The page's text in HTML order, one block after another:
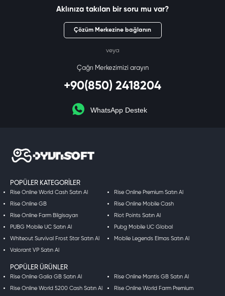
Aklınıza takılan bir soru mu var?
Çözüm Merkezine bağlanın
veya
Çağrı Merkezimizi arayın
+90(850) 2418204
WhatsApp Destek
POPÜLER KATEGORILER
Rise Online World Cash Satın Al Rise Online Premium Satın Al
Rise Online GB Rise Online Mobile Cash
Rise Online Farm Bilgisayarı Riot Points Satın Al
PUBG Mobile UC Satın Al Pubg Mobile UC Global
Whiteout Survival Frost Star Satın Al Mobile Legends Elmas Satın Al
Valorant VP Satın Al
POPÜLER ÜRÜNLER
Rise Online Galia GB Satın Al Rise Online Mantis GB Satın Al
Rise Online World 5200 Cash Satın Al Rise Online World Farm Premium